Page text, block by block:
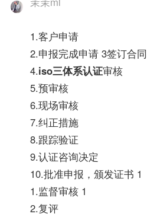
1.客户申请
2.申报完成申请 3签订合同
4.iso三体系认证审核
5.预审核
6.现场审核
7.纠正措施
8.跟踪验证
9.认证咨询决定
10.批准申报，颁发证书 1
1.监督审核 1
2.复评